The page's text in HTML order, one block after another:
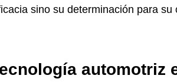
sino su determinación para
automotriz